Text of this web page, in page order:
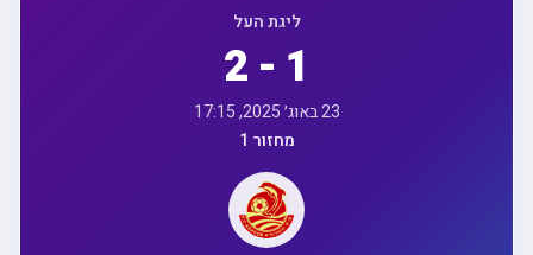
ליגת העל
2 - 1
23 באוג׳ 2025, 17:15
מחזור 1